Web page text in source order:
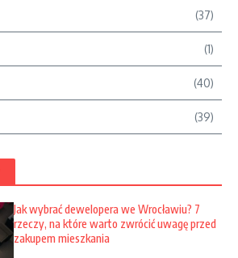
(37)
(1)
(40)
(39)
Jak wybrać dewelopera we Wrocławiu? 7
rzeczy, na które warto zwrócić uwagę przed
zakupem mieszkania